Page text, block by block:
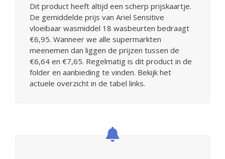
Dit product heeft altijd een scherp prijskaartje.
De gemiddelde prijs van Ariel Sensitive
vloeibaar wasmiddel 18 wasbeurten bedraagt
€6,95. Wanneer we alle supermarkten
meenemen dan liggen de prijzen tussen de
€6,64 en €7,65. Regelmatig is dit product in de
folder en aanbieding te vinden. Bekijk het
actuele overzicht in de tabel links.